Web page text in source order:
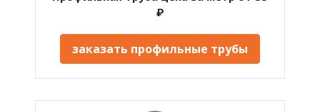
₽
заказать профильные трубы